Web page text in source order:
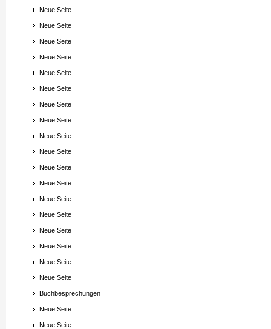
Neue Seite
Neue Seite
Neue Seite
Neue Seite
Neue Seite
Neue Seite
Neue Seite
Neue Seite
Neue Seite
Neue Seite
Neue Seite
Neue Seite
Neue Seite
Neue Seite
Neue Seite
Neue Seite
Neue Seite
Neue Seite
Buchbesprechungen
Neue Seite
Neue Seite